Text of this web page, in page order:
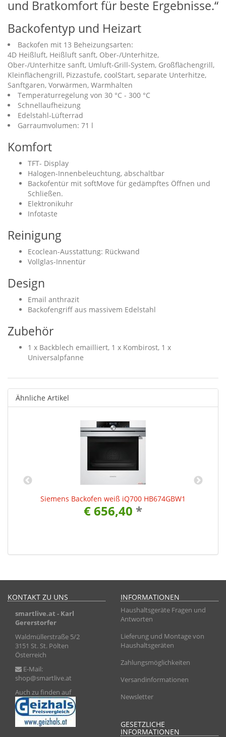
und Bratkomfort für beste Ergebnisse.“
Backofentyp und Heizart
Backofen mit 13 Beheizungsarten:
4D Heißluft, Heißluft sanft, Ober-/Unterhitze,
Ober-/Unterhitze sanft, Umluft-Grill-System, Großflächengrill,
Kleinflächengrill, Pizzastufe, coolStart, separate Unterhitze,
Sanftgaren, Vorwärmen, Warmhalten
Temperaturregelung von 30 °C - 300 °C
Schnellaufheizung
Edelstahl-Lüfterrad
Garraumvolumen: 71 l
Komfort
TFT- Display
Halogen-Innenbeleuchtung, abschaltbar
Backofentür mit softMove für gedämpftes Öffnen und
Schließen.
Elektronikuhr
Infotaste
Reinigung
Ecoclean-Ausstattung: Rückwand
Vollglas-Innentür
Design
Email anthrazit
Backofengriff aus massivem Edelstahl
Zubehör
1 x Backblech emailliert, 1 x Kombirost, 1 x
Universalpfanne
Ähnliche Artikel
Siemens Backofen weiß iQ700 HB674GBW1
€ 656,40 *
KONTAKT ZU UNS
smartlive.at - Karl
Gererstorfer
Waldmüllerstraße 5/2
3151 St. St. Pölten
Österreich
E-Mail:
shop@smartlive.at
Auch zu finden auf
INFORMATIONEN
Haushaltsgeräte Fragen und
Antworten
Lieferung und Montage von
Haushaltsgeräten
Zahlungsmöglichkeiten
Versandinformationen
Newsletter
GESETZLICHE
INFORMATIONEN